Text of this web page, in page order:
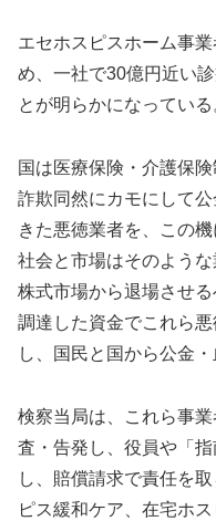
エセホスピスホーム事
め、一社で30億円近い
とが明らかになっている
国は医療保険・介護保
詐欺同然にカモにして
きた悪徳業者を、この
社会と市場はそのよう
株式市場から退場させ
調達した資金でこれら
し、国民と国から公金
検察当局は、これら事
査・告発し、役員や「
し、賠償請求で責任を
ピス緩和ケア、在宅ホ